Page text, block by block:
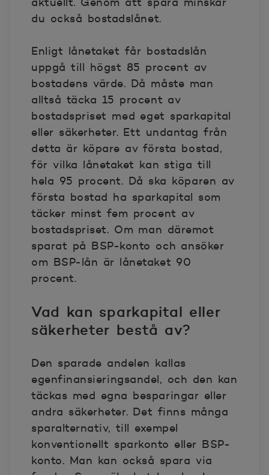
du också bostadslånet.
Enligt lånetaket får bostadslån
uppgå till högst 85 procent av
bostadens värde. Då måste man
alltså täcka 15 procent av
bostadspriset med eget sparkapital
eller säkerheter. Ett undantag från
detta är köpare av första bostad,
för vilka lånetaket kan stiga till
hela 95 procent. Då ska köparen av
första bostad ha sparkapital som
täcker minst fem procent av
bostadspriset. Om man däremot
sparat på BSP-konto och ansöker
om BSP-lån är lånetaket 90
procent.
Vad kan sparkapital eller
säkerheter bestå av?
Den sparade andelen kallas
egenfinansieringsandel, och den kan
täckas med egna besparingar eller
andra säkerheter. Det finns många
sparalternativ, till exempel
konventionellt sparkonto eller BSP-
konto. Man kan också spara via